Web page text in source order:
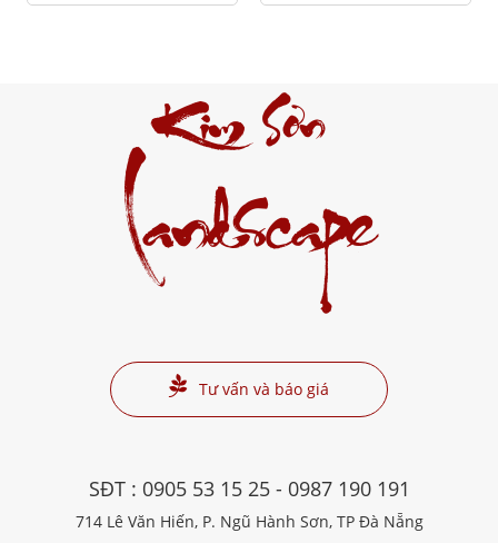
Kim Sơn
Landscape
Tư vấn và báo giá
SĐT : 0905 53 15 25- 0987 190 191
714 Lê Văn Hiến, P. Ngũ Hành Sơn, TP Đà Nẵng